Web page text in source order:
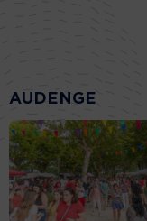
AUDENGE